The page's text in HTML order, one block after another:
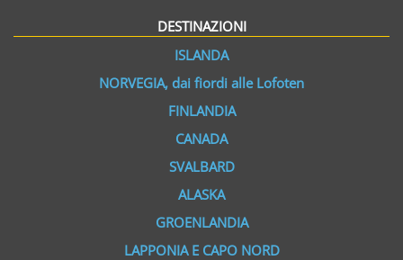
DESTINAZIONI
ISLANDA
NORVEGIA, dai fiordi alle Lofoten
FINLANDIA
CANADA
SVALBARD
ALASKA
GROENLANDIA
LAPPONIA E CAPO NORD